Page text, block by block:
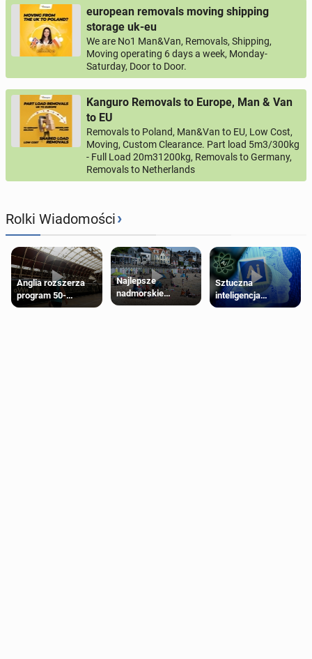
european removals moving shipping
storage uk-eu
We are No1 Man&Van, Removals, Shipping,
Moving operating 6 days a week, Monday-
Saturday, Door to Door.
Kanguro Removals to Europe, Man & Van
to EU
Removals to Poland, Man&Van to EU, Low Cost,
Moving, Custom Clearance. Part load 5m3/300kg
- Full Load 20m31200kg, Removals to Germany,
Removals to Netherlands
Rolki Wiadomości›
Anglia rozszerza
program 50-
procentowych
Najlepsze
nadmorskie
miasteczko blisko
Sztuczna
inteligencja
próbowała oszukać